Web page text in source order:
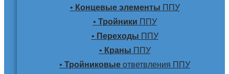
• Концевые элементы ППУ
• Тройники ППУ
• Переходы ППУ
• Краны ППУ
• Тройниковые ответвления ППУ